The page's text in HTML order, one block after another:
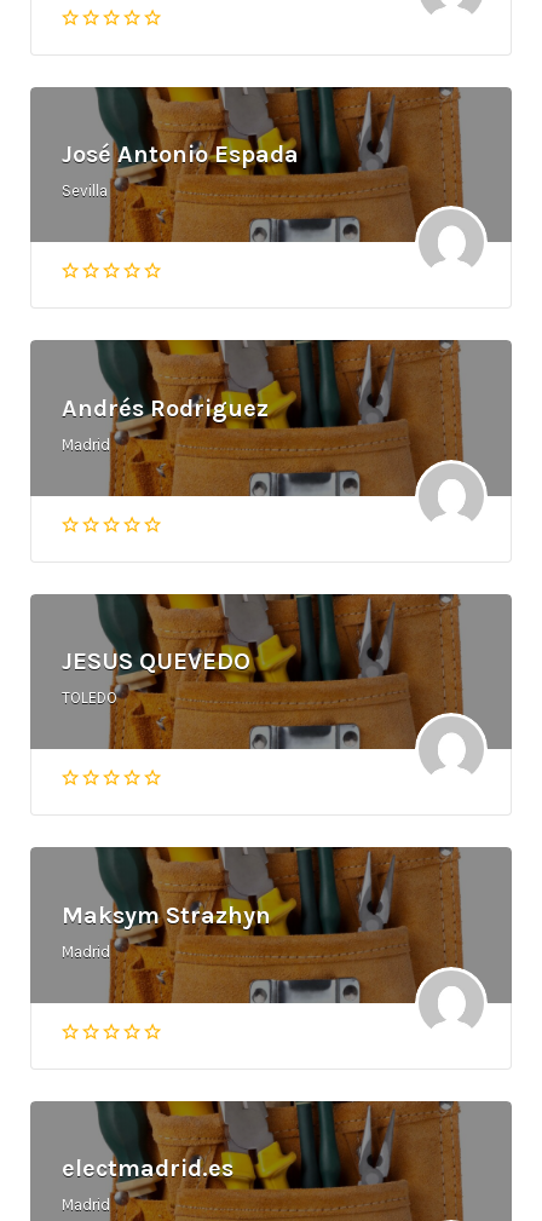
José Antonio Espada
Sevilla
Andrés Rodriguez
Madrid
JESUS QUEVEDO
TOLEDO
Maksym Strazhyn
Madrid
electmadrid.es
Madrid